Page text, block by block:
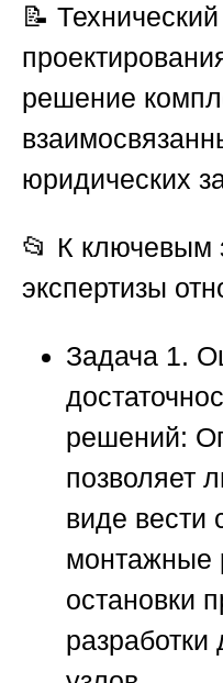
📝
решение
юридических
📂 К ключевым
экспертизы
Задача 1.
решений:
позволяет
виде вести
монтажные
остановки